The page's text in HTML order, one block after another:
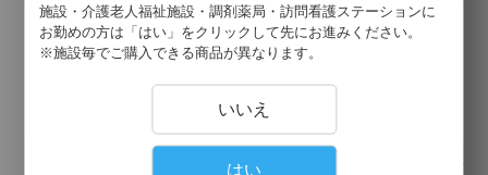
施設・介護老人福祉施設・調剤薬局・訪問看護ステーションに
お勤めの方は「はい」をクリックして先にお進みください。
※施設毎でご購入できる商品が異なります。
いいえ
はい